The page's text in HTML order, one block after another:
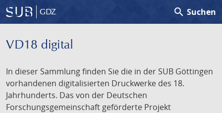
GDZ search Suchen
VD18 digital
In dieser Sammlung finden Sie die in der SUB Göttingen
vorhandenen digitalisierten Druckwerke des 18.
Jahrhunderts. Das von der Deutschen
Forschungsgemeinschaft geförderte Projekt